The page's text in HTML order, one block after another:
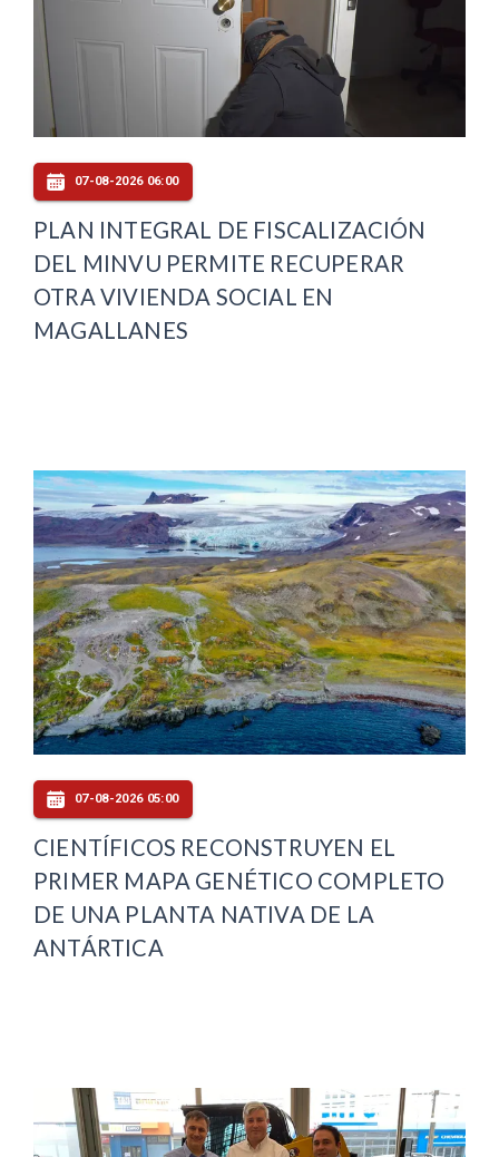
07-08-2026 06:00
PLAN INTEGRAL DE FISCALIZACIÓN
DEL MINVU PERMITE RECUPERAR
OTRA VIVIENDA SOCIAL EN
MAGALLANES
07-08-2026 05:00
CIENTÍFICOS RECONSTRUYEN EL
PRIMER MAPA GENÉTICO COMPLETO
DE UNA PLANTA NATIVA DE LA
ANTÁRTICA